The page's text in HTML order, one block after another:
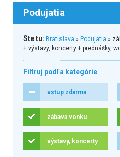
Podujatia
Ste tu: Bratislava » Podujatia »
+ výstavy, koncerty + prednášky,
Filtruj podľa kategórie
vstup zdarma
zábava vonku
výstavy, koncerty